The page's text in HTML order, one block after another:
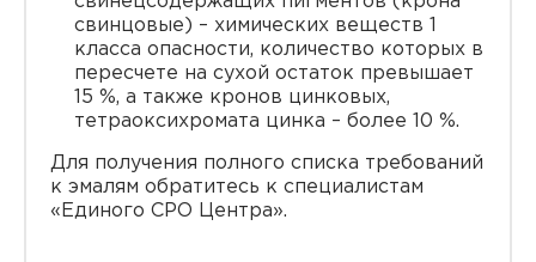
свинцовые) – химических веществ 1
класса опасности, количество которых в
пересчете на сухой остаток превышает
15 %, а также кронов цинковых,
тетраоксихромата цинка – более 10 %.
Для получения полного списка требований
к эмалям обратитесь к специалистам
«Единого СРО Центра».